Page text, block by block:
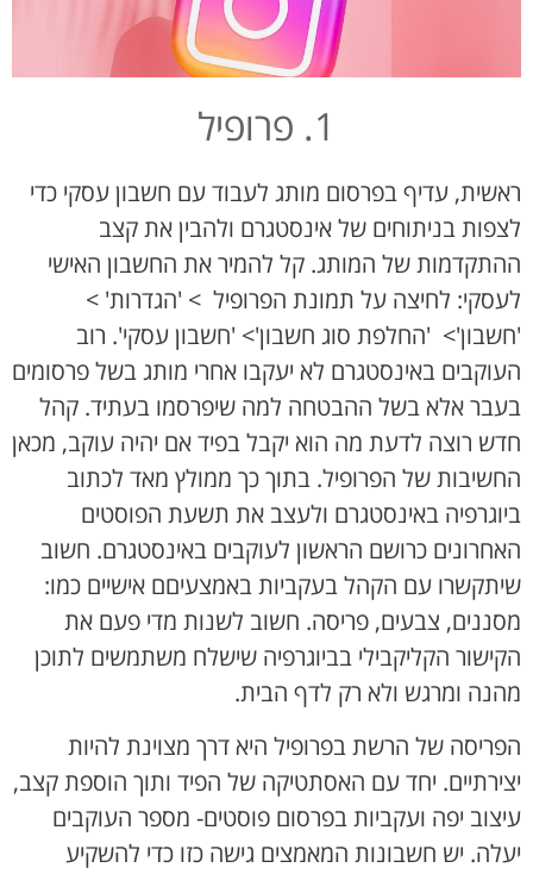
1. פרופיל
ראשית, עדיף בפרסום מותג לעבוד עם חשבון עסקי כדי
לצפות בניתוחים של אינסטגרם ולהבין את קצב
ההתקדמות של המותג. קל להמיר את החשבון האישי
לעסקי: לחיצה על תמונת הפרופיל > 'הגדרות' >
'חשבון'> 'החלפת סוג חשבון'> 'חשבון עסקי'. רוב
העוקבים באינסטגרם לא יעקבו אחרי מותג בשל פרסומים
בעבר אלא בשל ההבטחה למה שיפרסמו בעתיד. קהל
חדש רוצה לדעת מה הוא יקבל בפיד אם יהיה עוקב, מכאן
החשיבות של הפרופיל. בתוך כך ממולץ מאד לכתוב
ביוגרפיה באינסטגרם ולעצב את תשעת הפוסטים
האחרונים כרושם הראשון לעוקבים באינסטגרם. חשוב
שיתקשרו עם הקהל בעקביות באמצעיםם אישיים כמו:
מסננים, צבעים, פריסה. חשוב לשנות מדי פעם את
הקישור הקליקבילי בביוגרפיה שישלח משתמשים לתוכן
מהנה ומרגש ולא רק לדף הבית.
הפריסה של הרשת בפרופיל היא דרך מצוינת להיות
יצירתיים. יחד עם האסתטיקה של הפיד ותוך הוספת קצב,
עיצוב יפה ועקביות בפרסום פוסטים- מספר העוקבים
יעלה. יש חשבונות המאמצים גישה כזו כדי להשקיע